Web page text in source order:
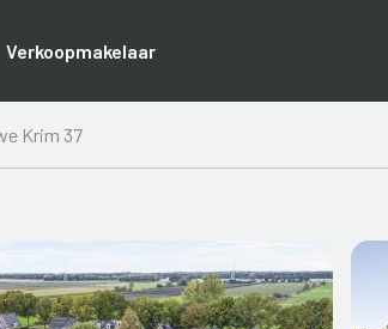
Verkoopmakelaar
Krim 37